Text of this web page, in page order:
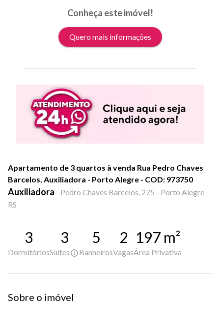
Conheça este imóvel!
Quero mais informações
Apartamento de 3 quartos à venda Rua Pedro Chaves
Barcelos, Auxiliadora - Porto Alegre - COD: 973750
Auxiliadora - Pedro Chaves Barcelos, 275 - Porto Alegre -
RS
3
Dormitórios
3
Suítes
5
Banheiros
2
Vagas
197 m²
Área Privativa
Sobre o imóvel